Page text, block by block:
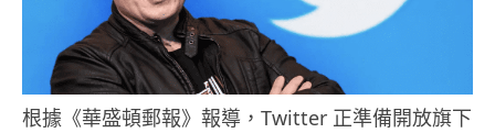
根據《華盛頓郵報》報導，Twitter 正準備開放旗下